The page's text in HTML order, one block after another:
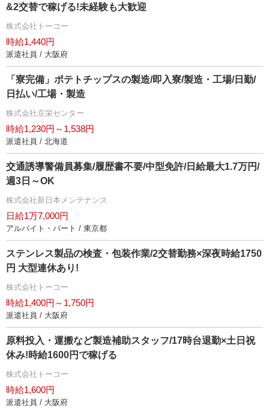
&2交替で稼げる!未経験も大歓迎
株式会社トーコー
時給1,440円
派遣社員 / 大阪府
「寮完備」ポテトチップスの製造/即入寮/製造・工場/日勤/
日払い/工場・製造
株式会社京栄センター
時給1,230円～1,538円
派遣社員 / 北海道
交通誘導警備員募集/履歴書不要/中型免許/日給最大1.7万円/
週3日～OK
株式会社新日本メンテナンス
日給1万7,000円
アルバイト・パート / 東京都
ステンレス製品の検査・包装作業/2交替勤務×深夜時給1750
円 大型連休あり!
株式会社トーコー
時給1,400円～1,750円
派遣社員 / 大阪府
原料投入・運搬など製造補助スタッフ/17時台退勤×土日祝
休み!時給1600円で稼げる
株式会社トーコー
時給1,600円
派遣社員 / 大阪府